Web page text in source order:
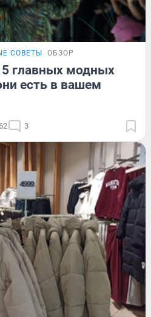
СОВЕТЫ ОБЗОР
главных модных
есть в вашем
3